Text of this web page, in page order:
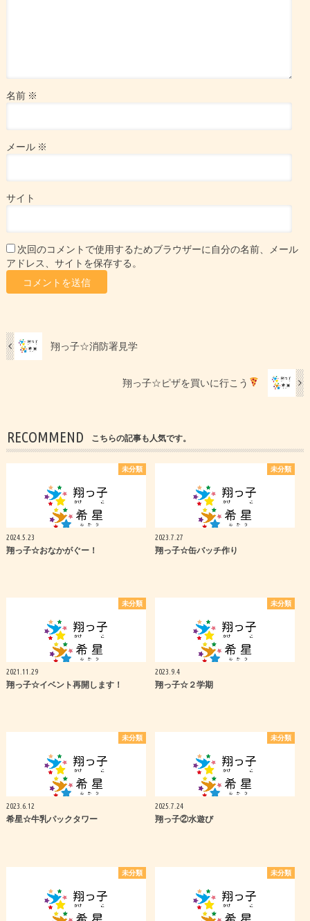
名前 ※
メール ※
サイト
次回のコメントで使用するためブラウザーに自分の名前、メール
アドレス、サイトを保存する。
翔っ子☆消防署見学
翔っ子☆ピザを買いに行こう
RECOMMEND こちらの記事も人気です。
未分類
2024.5.23
翔っ子☆おなかがぐー！
未分類
2023.7.27
翔っ子☆缶バッチ作り
未分類
2021.11.29
翔っ子☆イベント再開します！
未分類
2023.9.4
翔っ子☆２学期
未分類
2023.6.12
希星☆牛乳パックタワー
未分類
2025.7.24
翔っ子②水遊び
未分類 未分類